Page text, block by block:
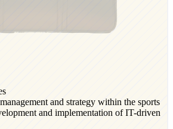
and strategy within the sports
and implementation of IT-driven